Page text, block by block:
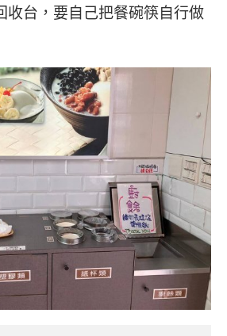
收台，要自己把餐碗筷自行做